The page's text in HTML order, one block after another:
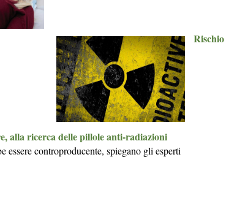
Rischio
alla ricerca delle pillole anti-radiazioni
essere controproducente, spiegano gli esperti